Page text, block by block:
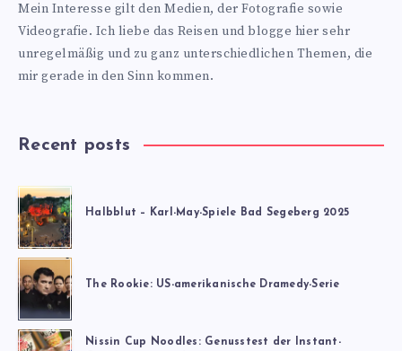
Mein Interesse gilt den Medien, der Fotografie sowie
Videografie. Ich liebe das Reisen und blogge hier sehr
unregelmäßig und zu ganz unterschiedlichen Themen, die
mir gerade in den Sinn kommen.
Recent posts
Halbblut – Karl-May-Spiele Bad Segeberg 2025
The Rookie: US-amerikanische Dramedy-Serie
Nissin Cup Noodles: Genusstest der Instant-